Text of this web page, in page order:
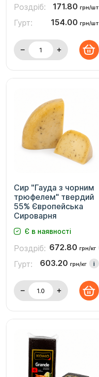
Роздріб: 171.80 грн/шт
Гурт: 154.00 грн/шт
Сир "Гауда з чорним
трюфелем" твердий
55% Європейська
Сироварня
Є в наявності
Роздріб: 672.80 грн/кг
Гурт: 603.20 грн/кг i